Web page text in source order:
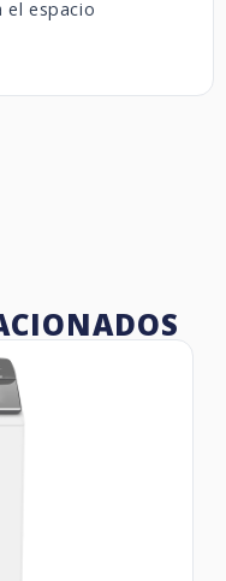
espacio